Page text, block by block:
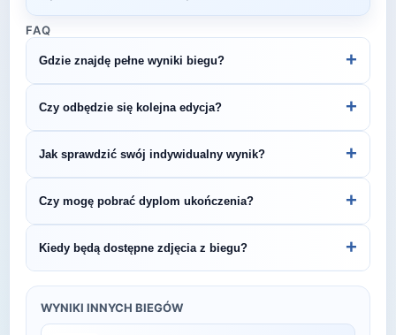
FAQ
Gdzie znajdę pełne wyniki biegu? +
stronie internetowej lub na platformach takich jak
LiveTracking, RunnerSpace czy MarathonSport.
Czy odbędzie się kolejna edycja? +
Śledź stronę organizatora lub ZawodyBiegowe.pl,
by być na bieżąco z datą kolejnej edycji XXXVI
Bieg im. Tomasza Hopfera.
Jak sprawdzić swój indywidualny wynik? +
organizatora lub platformie pomiarowej podanej na
bibie startowym. Wyniki zawierają czas brutto i
netto, a często też pozycję wśród wszystkich
uczestników i w kategorii wiekowej.
Czy mogę pobrać dyplom ukończenia? +
elektroniczne dyplomy do pobrania ze strony
organizatora po opublikowaniu oficjalnych
Kiedy będą dostępne zdjęcia z biegu? +
w ciągu kilku dni po zawodach na swojej stronie
lub fanpage'u na Facebooku.
WYNIKI INNYCH BIEGÓW